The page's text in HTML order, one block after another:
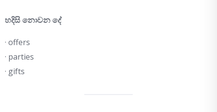
හදිසි නොවන දේ
· offers
· parties
· gifts